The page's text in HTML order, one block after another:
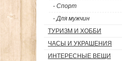
- Спорт
- Для мужчин
ТУРИЗМ И ХОББИ
ЧАСЫ И УКРАШЕНИЯ
ИНТЕРЕСНЫЕ ВЕЩИ